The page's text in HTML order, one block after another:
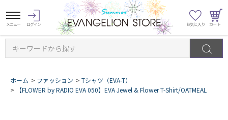
キーワードから探す
ホーム > ファッション > Tシャツ（EVA-T）
>
【FLOWER by RADIO EVA 050】EVA Jewel & Flower T-Shirt/OATMEAL